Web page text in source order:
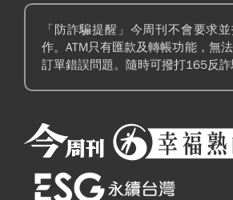
「防詐騙提醒」今周刊不會要求
作。ATM只有匯款及轉帳功能，無
訂單錯誤問題。隨時可撥打165反詐